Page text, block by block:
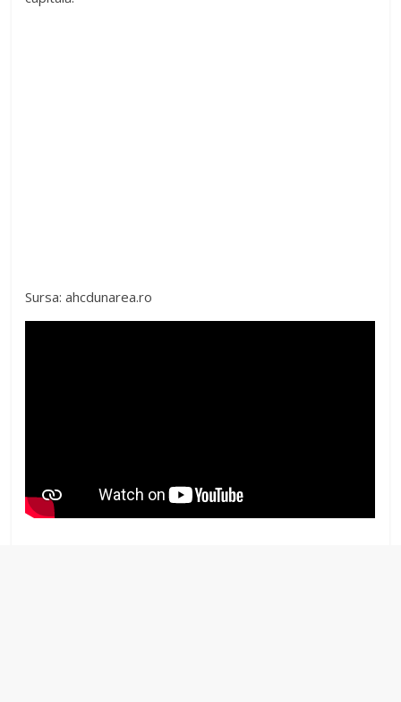
Sursa: ahcdunarea.ro